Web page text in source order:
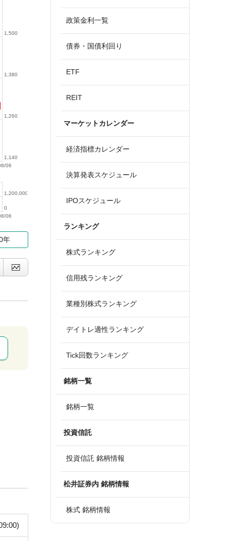
06
1,140
1,260
1,380
1,500
06
0
1,200,000
年
政策金利一覧
債券・国債利回り
ETF
REIT
マーケットカレンダー
経済指標カレンダー
決算発表スケジュール
IPOスケジュール
ランキング
株式ランキング
信用残ランキング
業種別株式ランキング
デイトレ適性ランキング
Tick回数ランキング
銘柄一覧
銘柄一覧
投資信託
投資信託 銘柄情報
松井証券内 銘柄情報
株式 銘柄情報